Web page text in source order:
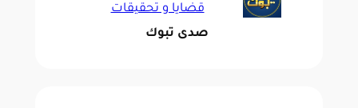
قضايا و تحقيقات
صدى تبوك